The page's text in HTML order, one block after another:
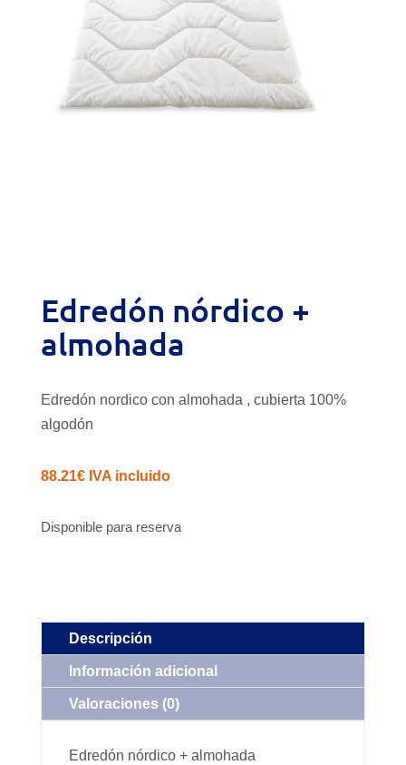
Edredón nórdico +
almohada
Edredón nordico con almohada , cubierta 100%
algodón
88.21€ IVA incluido
Disponible para reserva
Descripción
Información adicional
Valoraciones (0)
Edredón nórdico + almohada